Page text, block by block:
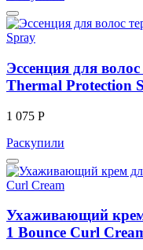
Эссенция для
Thermal Protection
1 075 Р
Раскупили
Ухаживающий крем
1 Bounce Curl